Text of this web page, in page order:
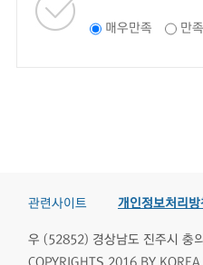
매우만족 만족
관련사이트 개인정보처리방
우 (52852) 경상남도 진주시 충